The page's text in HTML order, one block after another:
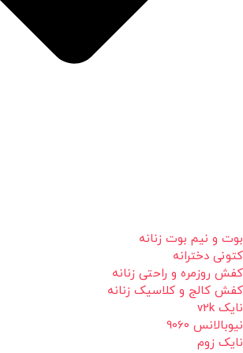
بوت و نیم بوت زنانه
کتونی دخترانه
کفش روزمره و راحتی زنانه
کفش کالج و کلاسیک زنانه
نایک v2k
نیوبالانس 9060
نایک زوم